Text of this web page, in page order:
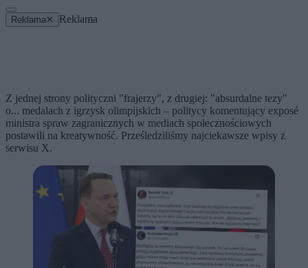
Reklama ✕ Reklama
Z jednej strony polityczni "frajerzy", z drugiej: "absurdalne tezy"
o... medalach z igrzysk olimpijskich – politycy komentujący exposé
ministra spraw zagranicznych w mediach społecznościowych
postawili na kreatywność. Prześledziliśmy najciekawsze wpisy z
serwisu X.